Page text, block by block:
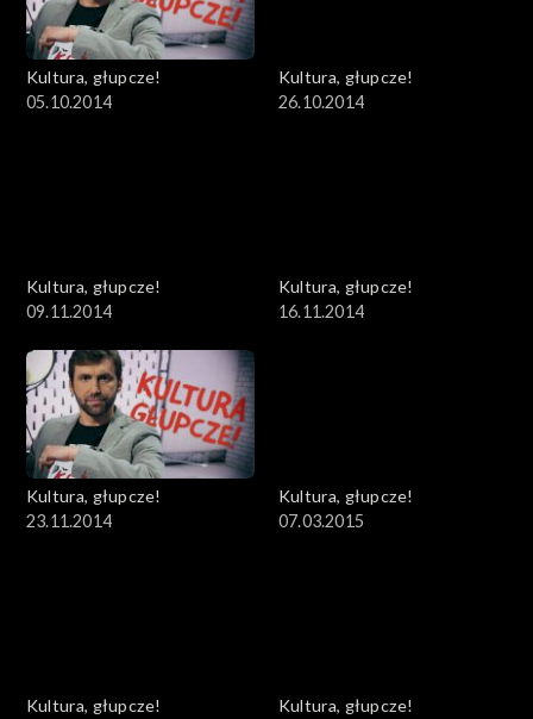
Kultura, głupcze!
05.10.2014
Kultura, głupcze!
26.10.2014
Kultura, głupcze!
09.11.2014
Kultura, głupcze!
16.11.2014
Kultura, głupcze!
23.11.2014
Kultura, głupcze!
07.03.2015
Kultura, głupcze!
Kultura, głupcze!